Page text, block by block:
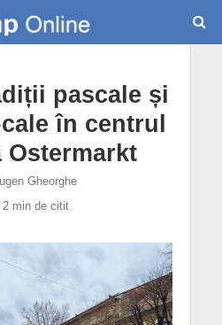
pascale și
în centrul
Gheorghe
2 min de citit